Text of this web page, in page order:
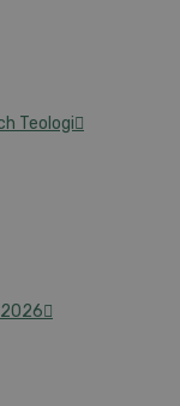
Teologi